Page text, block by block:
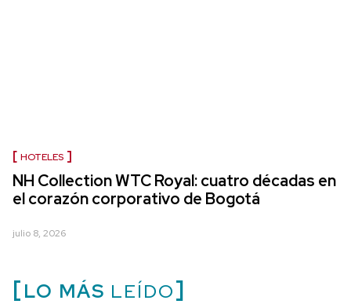
HOTELES
NH Collection WTC Royal: cuatro décadas en
el corazón corporativo de Bogotá
julio 8, 2026
LO MÁS LEÍDO